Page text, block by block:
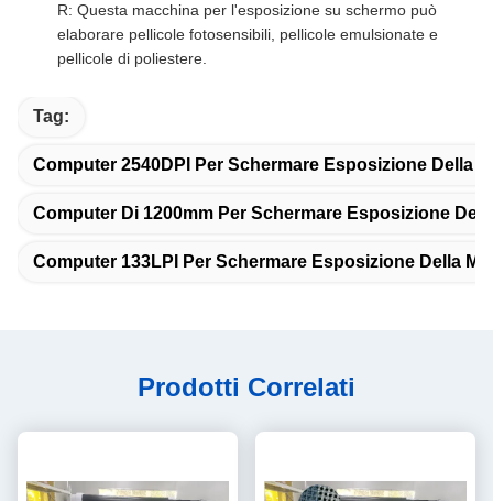
R: Questa macchina per l'esposizione su schermo può
elaborare pellicole fotosensibili, pellicole emulsionate e
pellicole di poliestere.
Tag:
Computer 2540DPI Per Schermare Esposizione Della
Computer Di 1200mm Per Schermare Esposizione
Computer 133LPI Per Schermare Esposizione Della
Prodotti Correlati